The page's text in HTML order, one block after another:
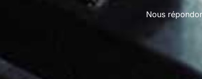
Nous